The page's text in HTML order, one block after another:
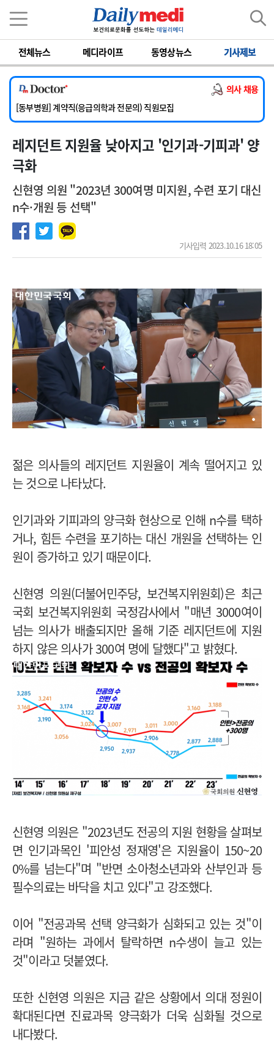
전체뉴스 메디라이프 동영상뉴스 기사제보
의사 채용
[서울아산병원] 2026년 하반기 인턴 모집
[영남대학교의료원] 마취통증의학과 임기제 임상의사 채용
[충남대학교병원] 소아청소년과(소아응급전담) 계약직 의사 공개채용
[동부병원] 계약직(응급의학과 전문의) 직원모집
[이대목동병원] 하반기 전공의(레지던트1년차) 모집
[서울아산병원] 2026년 하반기 인턴 모집
[영남대학교의료원] 마취통증의학과 임기제 임상의사 채용
레지던트 지원율 낮아지고 '인기과-기피과' 양
극화
신현영 의원 "2023년 300여명 미지원, 수련 포기 대신
n수·개원 등 선택"
기사입력 2023.10.16 18:05
젊은 의사들의 레지던트 지원율이 계속 떨어지고 있
는 것으로 나타났다.
인기과와 기피과의 양극화 현상으로 인해 n수를 택하
거나, 힘든 수련을 포기하는 대신 개원을 선택하는 인
원이 증가하고 있기 때문이다.
신현영 의원(더불어민주당, 보건복지위원회)은 최근
국회 보건복지위원회 국정감사에서 "매년 3000여이
넘는 의사가 배출되지만 올해 기준 레지던트에 지원
하지 않은 의사가 300여 명에 달했다"고 밝혔다.
신현영 의원은 "2023년도 전공의 지원 현황을 살펴보
면 인기과목인 '피안성 정재영'은 지원율이 150~20
0%를 넘는다"며 "반면 소아청소년과와 산부인과 등
필수의료는 바닥을 치고 있다"고 강조했다.
이어 "전공과목 선택 양극화가 심화되고 있는 것"이
라며 "원하는 과에서 탈락하면 n수생이 늘고 있는
것"이라고 덧붙였다.
또한 신현영 의원은 지금 같은 상황에서 의대 정원이
확대된다면 진료과목 양극화가 더욱 심화될 것으로
내다봤다.